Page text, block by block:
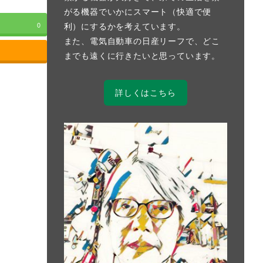
0
がる機器でいかにスマート（快適で便
利）にするかを考えています。
また、電気自動車の日産リーフで、どこ
までも遠くに行きたいと思っています。
詳しくはこちら